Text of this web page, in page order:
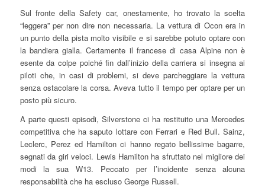
Sul fronte della Safety car, onestamente, ho trovato la scelta
“leggera” per non dire non necessaria. La vettura di Ocon era in
un punto della pista molto visibile e si sarebbe potuto optare con
la bandiera gialla. Certamente il francese di casa Alpine non è
esente da colpe poiché fin dall’inizio della carriera si insegna ai
piloti che, in casi di problemi, si deve parcheggiare la vettura
senza ostacolare la corsa. Aveva tutto il tempo per optare per un
posto più sicuro.
A parte questi episodi, Silverstone ci ha restituito una Mercedes
competitiva che ha saputo lottare con Ferrari e Red Bull. Sainz,
Leclerc, Perez ed Hamilton ci hanno regato bellissime bagarre,
segnati da giri veloci. Lewis Hamilton ha sfruttato nel migliore dei
modi la sua W13. Peccato per l’incidente senza alcuna
responsabilità che ha escluso George Russell.